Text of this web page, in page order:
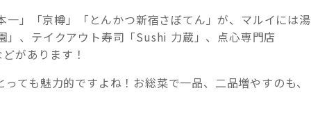
」「京樽」「とんかつ新宿さぼてん」が、マルイには湯
、テイクアウト寿司「Sushi 力蔵」、点心専門店
があります！
ても魅力的ですよね！お総菜で一品、二品増やすのも、